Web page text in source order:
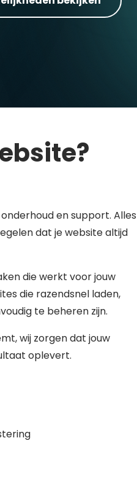
en support. Alles
dat je website altijd
die werkt voor jouw
die razendsnel laden,
te beheren zijn.
wij zorgen dat jouw
oplevert.